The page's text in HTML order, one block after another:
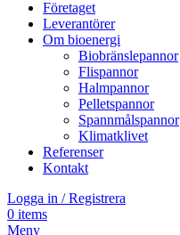
Företaget
Leverantörer
Om bioenergi
Biobränslepannor
Flispannor
Halmpannor
Pelletspannor
Spannmålspannor
Klimatklivet
Referenser
Kontakt
Logga in / Registrera
0 items
Meny